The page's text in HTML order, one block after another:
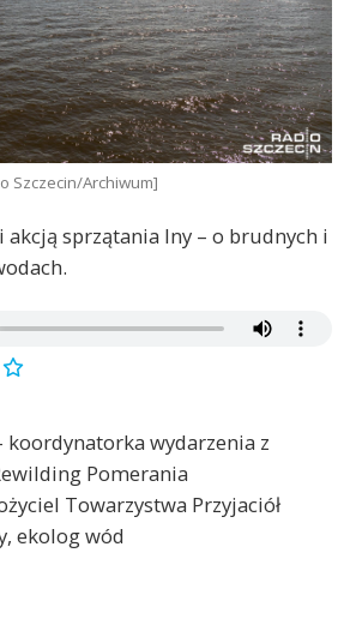
Szczecin/Archiwum]
sprzątania Iny – o brudnych i
koordynatorka wydarzenia z
Pomerania
Towarzystwa Przyjaciół
ekolog wód